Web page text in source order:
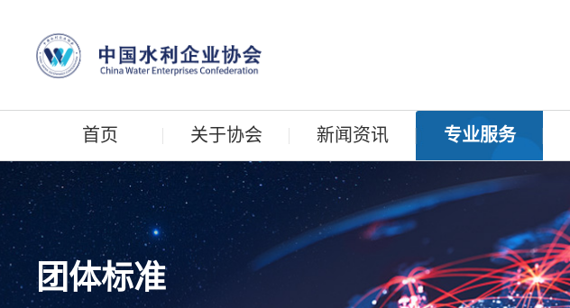
首页 关于协会 新闻资讯 专业服务
团体标准